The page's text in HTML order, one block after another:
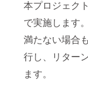
本プロジェク
で実施します
満たない場合
行し、リター
ます。